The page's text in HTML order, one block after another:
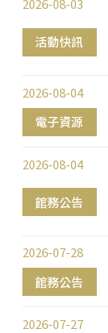
活動快訊
2026-08-03
電子資源
2026-08-04
館務公告
2026-08-04
館務公告
2026-07-28
2026-07-27